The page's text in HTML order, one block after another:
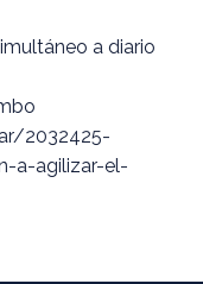
a diario
2032425-
a-agilizar-el-